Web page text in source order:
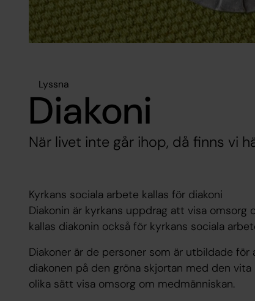
Lyssna
Diakoni
När livet inte går ihop, då finns vi
Kyrkans sociala arbete kallas för diakoni
Diakonin är kyrkans uppdrag att visa omsorg
kallas diakonin också för kyrkans sociala
Diakoner är de personer som är utbildade
diakonen på den gröna skjortan med den
olika sätt visa omsorg om medmänniskan.